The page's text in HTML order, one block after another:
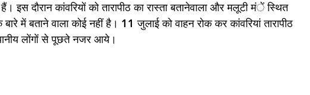
हैं। इस दौरान कांवरियों को तारापीठ का रास्ता बतानेवाला और मलूटी मंें स्थित
बारे में बताने वाला कोई नहीं है। 11 जुलाई को वाहन रोक कर कांवरियां तारापीठ
लोंगों से पूछते नजर आये।